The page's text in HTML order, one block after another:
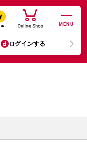
MENU
ログインする